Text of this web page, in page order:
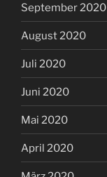
September 2020
August 2020
Juli 2020
Juni 2020
Mai 2020
April 2020